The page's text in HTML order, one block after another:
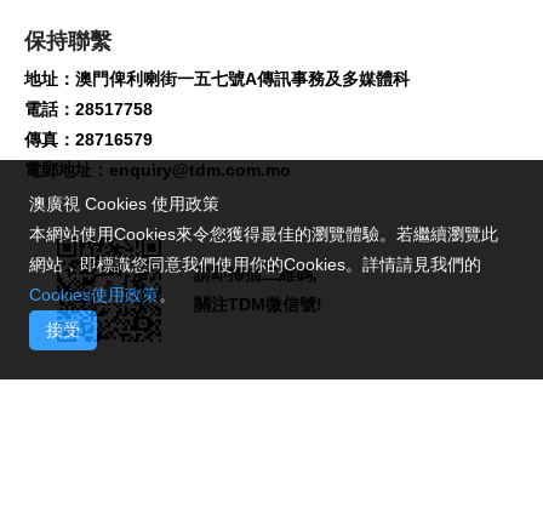
保持聯繫
地址：澳門俾利喇街一五七號A傳訊事務及多媒體科
電話：28517758
傳真：28716579
電郵地址： enquiry@tdm.com.mo
請即掃描二維碼,
關注TDM微信號!
澳廣視 Cookies 使用政策
本網站使用Cookies來令您獲得最佳的瀏覽體驗。若繼續瀏覽此
網站，即標識您同意我們使用你的Cookies。詳情請見我們的
Cookies使用政策。
接受